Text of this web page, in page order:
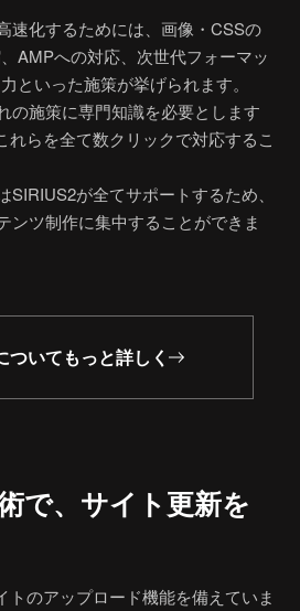
速化するためには、画像・CSSの
AMPへの対応、次世代フォーマッ
といった施策が挙げられます。
の施策に専門知識を必要とします
れらを全て数クリックで対応するこ
が全てサポートするため、
ンツ制作に集中することができま
ついてもっと詳しく
で、 サイト更新を
トのアップロード機能を備えていま